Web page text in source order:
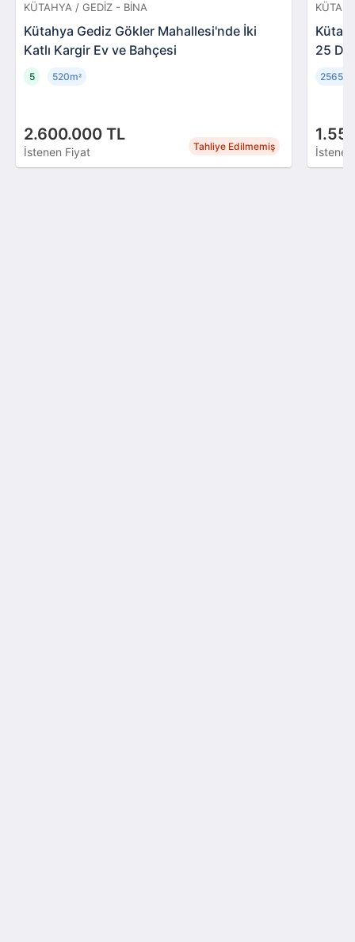
KÜTAHYA / GEDIZ - BINA
Kütahya Gediz Gökler Mahallesi'nde İki
Katlı Kargir Ev ve Bahçesi
2.600.000 TL
İstenen Fiyat Tahliye Edilmemiş
5 520m²
25